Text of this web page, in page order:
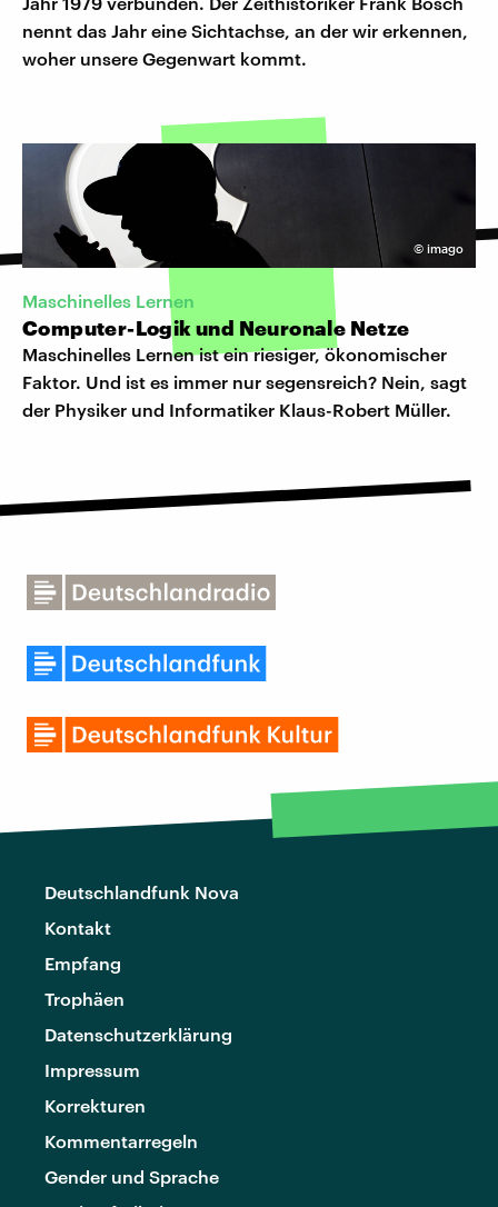
nennt das Jahr eine Sichtachse, an der wir erkennen,
woher unsere Gegenwart kommt.
© imago
Maschinelles Lernen
Computer-Logik und Neuronale Netze
Maschinelles Lernen ist ein riesiger, ökonomischer
Faktor. Und ist es immer nur segensreich? Nein, sagt
der Physiker und Informatiker Klaus-Robert Müller.
Deutschlandfunk Nova
Kontakt
Empfang
Trophäen
Datenschutzerklärung
Impressum
Korrekturen
Kommentarregeln
Gender und Sprache